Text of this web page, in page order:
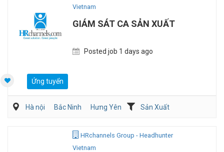
Vietnam
GIÁM SÁT CA SẢN XUẤT
Posted job 1 days ago
Ứng tuyển
Hà nội Bắc Ninh Hưng Yên
Sản Xuất
HRchannels Group - Headhunter
Vietnam